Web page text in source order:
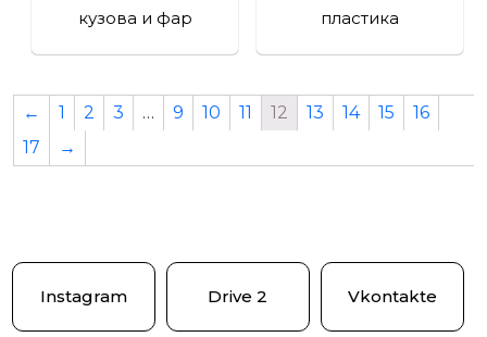
кузова и фар
пластика
← 1 2 3 … 9 10 11 12 13 14 15
16
17
→
Instagram Drive 2 Vkontakte